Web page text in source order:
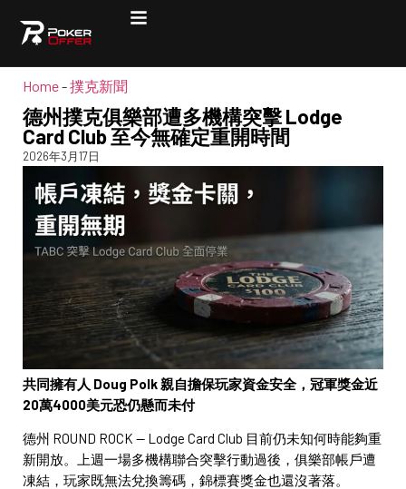
Home-撲克新聞
德州撲克俱樂部遭多機構突擊 Lodge
Card Club 至今無確定重開時間
2026年3月17日
共同擁有人 Doug Polk 親自擔保玩家資金安全，冠軍獎金近
20萬4000美元恐仍懸而未付
德州 ROUND ROCK — Lodge Card Club 目前仍未知何時能夠重
新開放。上週一場多機構聯合突擊行動過後，俱樂部帳戶遭
凍結，玩家既無法兌換籌碼，錦標賽獎金也還沒著落。